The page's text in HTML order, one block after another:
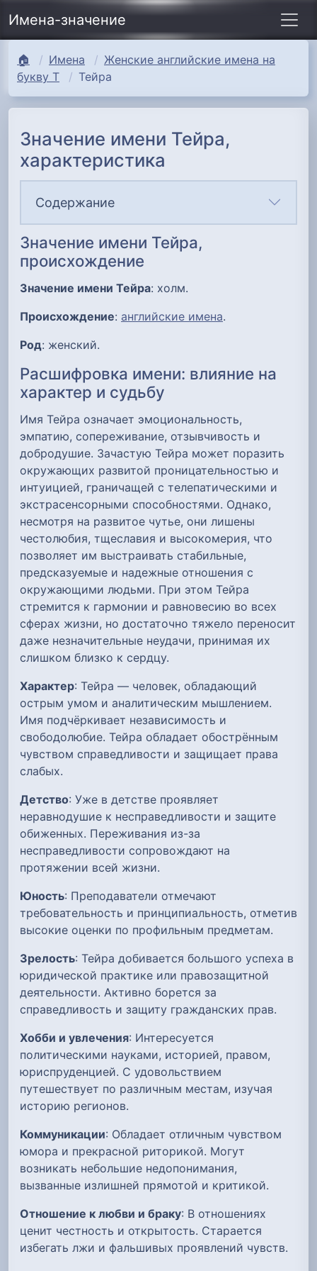
Имена-значение
🏠 Имена
Женские английские имена на
букву Т
Тейра
Значение имени Тейра,
характеристика
Содержание
Значение имени Тейра,
происхождение
Значение имени Тейра: холм.
Происхождение: английские имена.
Род: женский.
Расшифровка имени: влияние на
характер и судьбу
Имя Тейра означает эмоциональность,
эмпатию, сопереживание, отзывчивость и
добродушие. Зачастую Тейра может поразить
окружающих развитой проницательностью и
интуицией, граничащей с телепатическими и
экстрасенсорными способностями. Однако,
несмотря на развитое чутье, они лишены
честолюбия, тщеславия и высокомерия, что
позволяет им выстраивать стабильные,
предсказуемые и надежные отношения с
окружающими людьми. При этом Тейра
стремится к гармонии и равновесию во всех
сферах жизни, но достаточно тяжело переносит
даже незначительные неудачи, принимая их
слишком близко к сердцу.
Характер: Тейра — человек, обладающий
острым умом и аналитическим мышлением.
Имя подчёркивает независимость и
свободолюбие. Тейра обладает обострённым
чувством справедливости и защищает права
слабых.
Детство: Уже в детстве проявляет
неравнодушие к несправедливости и защите
обиженных. Переживания из-за
несправедливости сопровождают на
протяжении всей жизни.
Юность: Преподаватели отмечают
требовательность и принципиальность, отметив
высокие оценки по профильным предметам.
Зрелость: Тейра добивается большого успеха в
юридической практике или правозащитной
деятельности. Активно борется за
справедливость и защиту гражданских прав.
Хобби и увлечения: Интересуется
политическими науками, историей, правом,
юриспруденцией. С удовольствием
путешествует по различным местам, изучая
историю регионов.
Коммуникации: Обладает отличным чувством
юмора и прекрасной риторикой. Могут
возникать небольшие недопонимания,
вызванные излишней прямотой и критикой.
Отношение к любви и браку: В отношениях
ценит честность и открытость. Старается
избегать лжи и фальшивых проявлений чувств.